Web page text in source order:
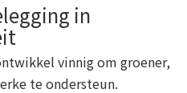
in
vinnig om groener,
te ondersteun.